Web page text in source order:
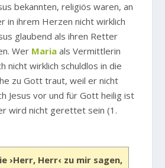
bekannten, religiös waren, an
in ihrem Herzen nicht wirklich
glaubend als ihren Retter
Wer Maria als Vermittlerin
nicht wirklich schuldlos in die
zu Gott traut, weil er nicht
Jesus vor und für Gott heilig ist
wird nicht gerettet sein (1.
›Herr, Herr‹ zu mir sagen,